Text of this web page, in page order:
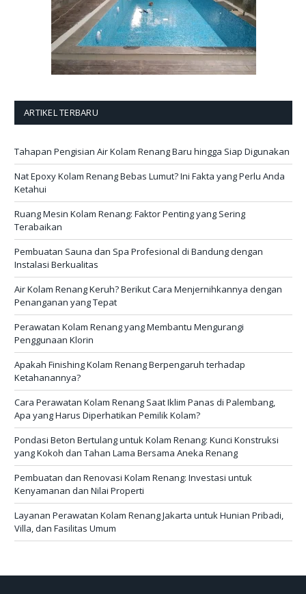
ARTIKEL TERBARU
Tahapan Pengisian Air Kolam Renang Baru hingga Siap Digunakan
Nat Epoxy Kolam Renang Bebas Lumut? Ini Fakta yang Perlu Anda
Ketahui
Ruang Mesin Kolam Renang: Faktor Penting yang Sering
Terabaikan
Pembuatan Sauna dan Spa Profesional di Bandung dengan
Instalasi Berkualitas
Air Kolam Renang Keruh? Berikut Cara Menjernihkannya dengan
Penanganan yang Tepat
Perawatan Kolam Renang yang Membantu Mengurangi
Penggunaan Klorin
Apakah Finishing Kolam Renang Berpengaruh terhadap
Ketahanannya?
Cara Perawatan Kolam Renang Saat Iklim Panas di Palembang,
Apa yang Harus Diperhatikan Pemilik Kolam?
Pondasi Beton Bertulang untuk Kolam Renang: Kunci Konstruksi
yang Kokoh dan Tahan Lama Bersama Aneka Renang
Pembuatan dan Renovasi Kolam Renang: Investasi untuk
Kenyamanan dan Nilai Properti
Layanan Perawatan Kolam Renang Jakarta untuk Hunian Pribadi,
Villa, dan Fasilitas Umum